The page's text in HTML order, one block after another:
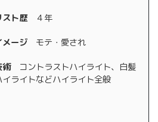
スト歴４年
ージ モテ・愛され
術コントラストハイライト、白髪
イライトなどハイライト全般